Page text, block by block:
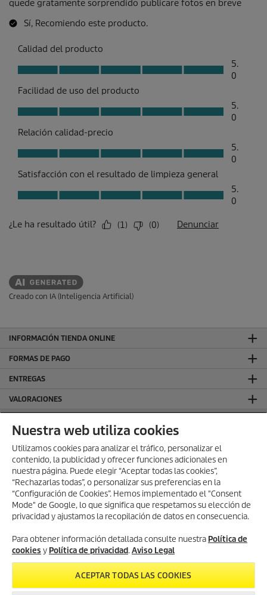
Creado con IA (Inteligencia Artificial)
INFORMACIÓN TIENDA ONLINE
FORMAS DE PAGO
ENTREGAS
VALORACIONES
CONTACTO
INFORMACIÓN GENERAL
INFORMACIÓN LEGAL
Aviso Legal
Política de cookies
Términos y condiciones
Nuestra web utiliza cookies
Utilizamos cookies para analizar el tráfico, personalizar el
contenido, la publicidad y ofrecer funciones adicionales en
nuestra página. Puede elegir “Aceptar todas las cookies”,
“Rechazarlas todas”, o personalizar sus preferencias en la
“Configuración de Cookies”. Hemos implementado el "Consent
Mode" de Google, lo que significa que respetamos su elección de
privacidad y ajustamos la recopilación de datos en consecuencia.
Para obtener información detallada consulte nuestra Política de
cookies y Política de privacidad.Aviso Legal
ACEPTAR TODAS LAS COOKIES